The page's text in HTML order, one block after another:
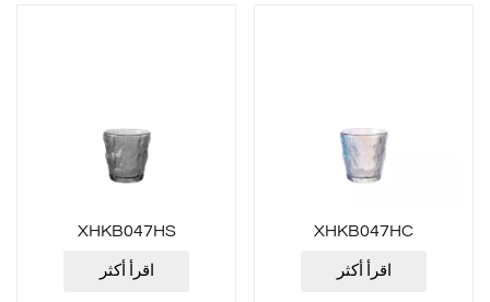
XHKB047HS
اقرأ أكثر
XHKB047HC
اقرأ أكثر